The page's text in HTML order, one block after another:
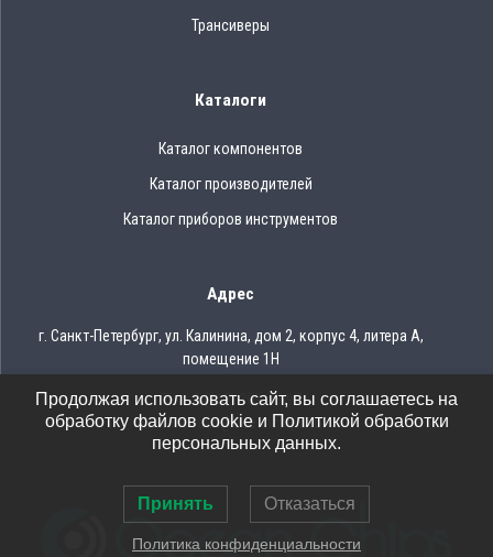
Трансиверы
Каталоги
Каталог компонентов
Каталог производителей
Каталог приборов инструментов
Адрес
г. Санкт-Петербург, ул. Калинина, дом 2, корпус 4, литера А,
помещение 1Н
Тел.: 8 (812) 309-75-97
Email: ocean@oceanchips.ru
Продолжая использовать сайт, вы соглашаетесь на
обработку файлов cookie и Политикой обработки
персональных данных.
Принять Отказаться
Политика конфиденциальности